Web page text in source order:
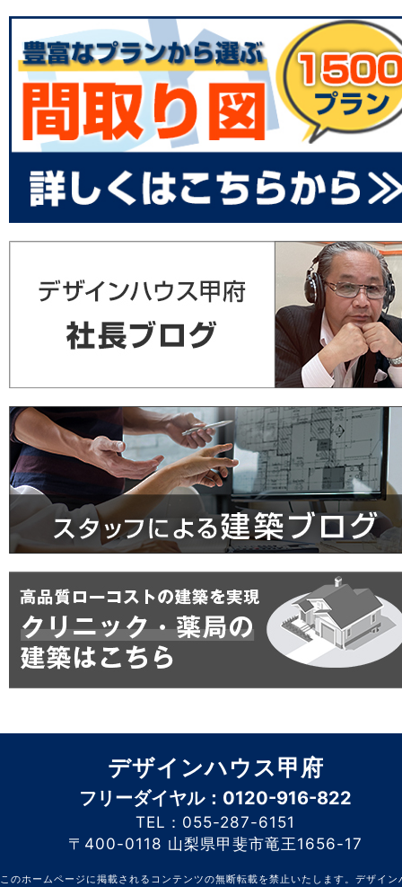
デザインハウス甲府
フリーダイヤル：0120-916-822
TEL：055-287-6151
〒400-0118 山梨県甲斐市竜王1656-17
このホームページに掲載されるコンテンツの無断転載を禁止いたします。デザイン